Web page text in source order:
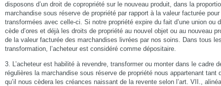
disposons d’un droit de copropriété sur le nouveau produit, dans la
marchandise sous réserve de propriété par rapport à la valeur facturée
transformées avec celle-ci. Si notre propriété expire du fait d’une union ou
cède d’ores et déjà les droits de propriété au nouvel objet ou au nouveau
de la valeur facturée des marchandises livrées par nos soins. Dans tous
transformation, l’acheteur est considéré comme dépositaire.
3. L’acheteur est habilité à revendre, transformer ou monter dans le cadre
régulières la marchandise sous réserve de propriété nous appartenant tant
qu’il nous cèdera les créances naissant de la revente selon l’art. VII.,